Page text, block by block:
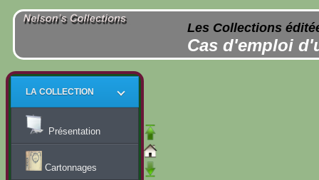
Les Collections
Cas d'emploi
LA COLLECTION
Présentation
Cartonnages